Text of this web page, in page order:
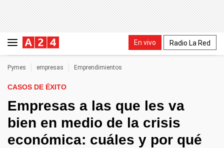
En vivo Radio La Red
Pymes empresas Emprendimientos
CASOS DE ÉXITO
Empresas a las que les va
bien en medio de la crisis
económica: cuáles y por qué